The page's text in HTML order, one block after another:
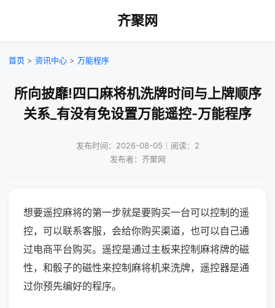
齐聚网
首页 > 资讯中心 > 万能程序
所向披靡!四口麻将机洗牌时间与上牌顺序
关系_有没有免设置万能遥控-万能程序
发布时间：2026-08-05｜阅读：2
发布者：齐聚网
想要遥控麻将的第一步就是要购买一台可以控制的遥
控，可以联系客服，会给你购买渠道，也可以自己通
过电商平台购买。遥控是通过主板来控制麻将牌的磁
性，和骰子的磁性来控制麻将机来洗牌，遥控器是通
过你预先编好的程序。